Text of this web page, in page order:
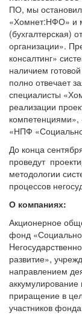
ПО, мы
«Хомнет:НФО» и
(бухгалтерская)
организации».
консалтинг»
наличием
полно отвечает
специалисты
реализации
«НПФ
До конца
проведут
методологии
процессов
О компаниях:
Акционерное
фонд
развитие»,
направлением
приращение в
участников